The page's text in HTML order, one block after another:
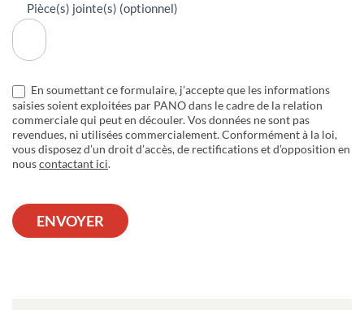
Pièce(s) jointe(s) (optionnel)
En soumettant ce formulaire, j’accepte que les informations
saisies soient exploitées par PANO dans le cadre de la relation
commerciale qui peut en découler. Vos données ne sont pas
revendues, ni utilisées commercialement. Conformément à la loi,
vous disposez d’un droit d’accès, de rectifications et d’opposition en
nouscontactant ici.
ENVOYER